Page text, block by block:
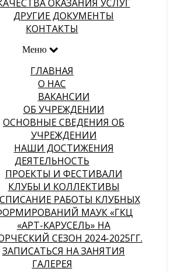
ОКАЗАНИЯ УСЛУГ
ДРУГИЕ ДОКУМЕНТЫ
КОНТАКТЫ
Меню
ГЛАВНАЯ
О НАС
ВАКАНСИИ
ОБ УЧРЕЖДЕНИИ
ОСНОВНЫЕ СВЕДЕНИЯ ОБ
УЧРЕЖДЕНИИ
НАШИ ДОСТИЖЕНИЯ
ДЕЯТЕЛЬНОСТЬ
ПРОЕКТЫ И ФЕСТИВАЛИ
КЛУБЫ И КОЛЛЕКТИВЫ
РАБОТЫ КЛУБНЫХ
МАУК «ГКЦ
«АРТ-КАРУСЕЛЬ» НА
СЕЗОН 2024-2025ГГ.
ЗАПИСАТЬСЯ НА ЗАНЯТИЯ
ГАЛЕРЕЯ